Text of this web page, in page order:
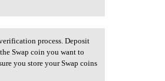
process. Deposit
Swap coin you want to
you store your Swap coins